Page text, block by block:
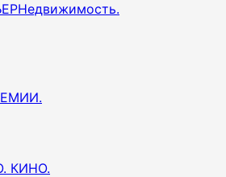
Недвижимость.
КИНО.